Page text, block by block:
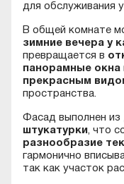
для обслуживания
В общей комнате
зимние вечера у
превращается в
панорамные окна
прекрасным
пространства.
Фасад выполнен из
штукатурки , что
разнообразие
гармонично
так как участок